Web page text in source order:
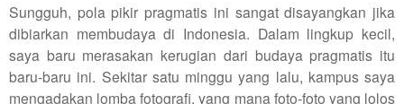
Sungguh, pola pikir pragmatis ini sangat disayangkan jika
dibiarkan membudaya di Indonesia. Dalam lingkup kecil,
saya baru merasakan kerugian dari budaya pragmatis itu
baru-baru ini. Sekitar satu minggu yang lalu, kampus saya
mengadakan lomba fotografi, yang mana foto-foto yang lolos